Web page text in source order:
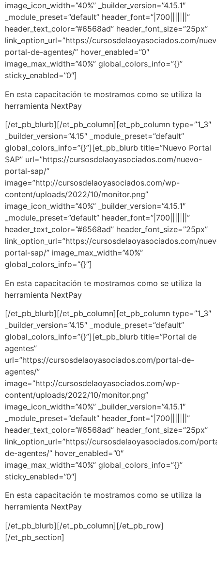
image_icon_width=”40%” _builder_version=”4.15.1″
_module_preset=”default” header_font=”|700|||||||”
header_text_color=”#6568ad” header_font_size=”25px”
link_option_url=”https://cursosdelaoyasociados.com/
portal-de-agentes/” hover_enabled=”0″
image_max_width=”40%” global_colors_info=”{}”
sticky_enabled=”0″]
En esta capacitación te mostramos como se utiliza la
herramienta NextPay
[/et_pb_blurb][/et_pb_column][et_pb_column type=”1_3″
_builder_version=”4.15″ _module_preset=”default”
global_colors_info=”{}”][et_pb_blurb title=”Nuevo Portal
SAP” url=”https://cursosdelaoyasociados.com/nuevo-
portal-sap/”
image=”http://cursosdelaoyasociados.com/wp-
content/uploads/2022/10/monitor.png”
image_icon_width=”40%” _builder_version=”4.15.1″
_module_preset=”default” header_font=”|700|||||||”
header_text_color=”#6568ad” header_font_size=”25px”
link_option_url=”https://cursosdelaoyasociados.com/
portal-sap/” image_max_width=”40%”
global_colors_info=”{}”]
En esta capacitación te mostramos como se utiliza la
herramienta NextPay
[/et_pb_blurb][/et_pb_column][et_pb_column type=”1_3″
_builder_version=”4.15″ _module_preset=”default”
global_colors_info=”{}”][et_pb_blurb title=”Portal de
agentes”
url=”https://cursosdelaoyasociados.com/portal-de-
agentes/”
image=”http://cursosdelaoyasociados.com/wp-
content/uploads/2022/10/monitor.png”
image_icon_width=”40%” _builder_version=”4.15.1″
_module_preset=”default” header_font=”|700|||||||”
header_text_color=”#6568ad” header_font_size=”25px”
link_option_url=”https://cursosdelaoyasociados.com/
de-agentes/” hover_enabled=”0″
image_max_width=”40%” global_colors_info=”{}”
sticky_enabled=”0″]
En esta capacitación te mostramos como se utiliza la
herramienta NextPay
[/et_pb_blurb][/et_pb_column][/et_pb_row]
[/et_pb_section]